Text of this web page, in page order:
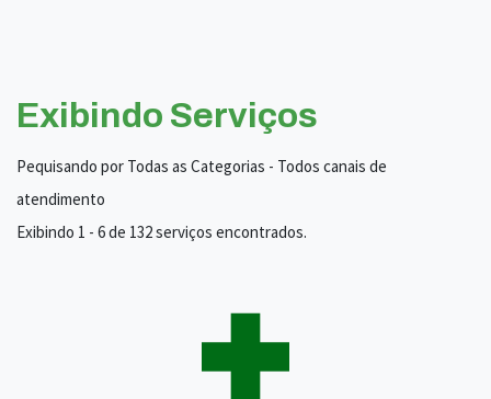
Exibindo Serviços
Pequisando por Todas as Categorias - Todos canais de
atendimento
Exibindo 1 - 6 de 132 serviços encontrados.